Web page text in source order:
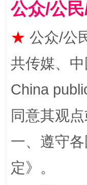
揭批美国
公众/公
★ 公众/公
共传媒、
China
同意其观
一、遵守
定》。